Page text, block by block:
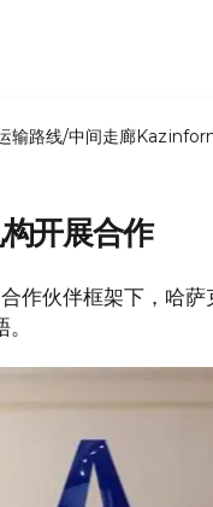
输路线/中间走廊
开展合作
作伙伴框架下，哈